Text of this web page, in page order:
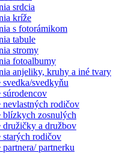
srdcia
kríže
s fotorámikom
tabule
stromy
fotoalbumy
anjeliky, kruhy a iné tvary
svedkyňu
nevlastných rodičov
blízkych zosnulých
družičky a družbov
starých rodičov
partnerku